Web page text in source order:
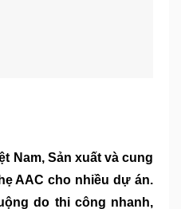
Nam, Sản xuất và cung
AAC cho nhiều dự án.
do thi công nhanh,